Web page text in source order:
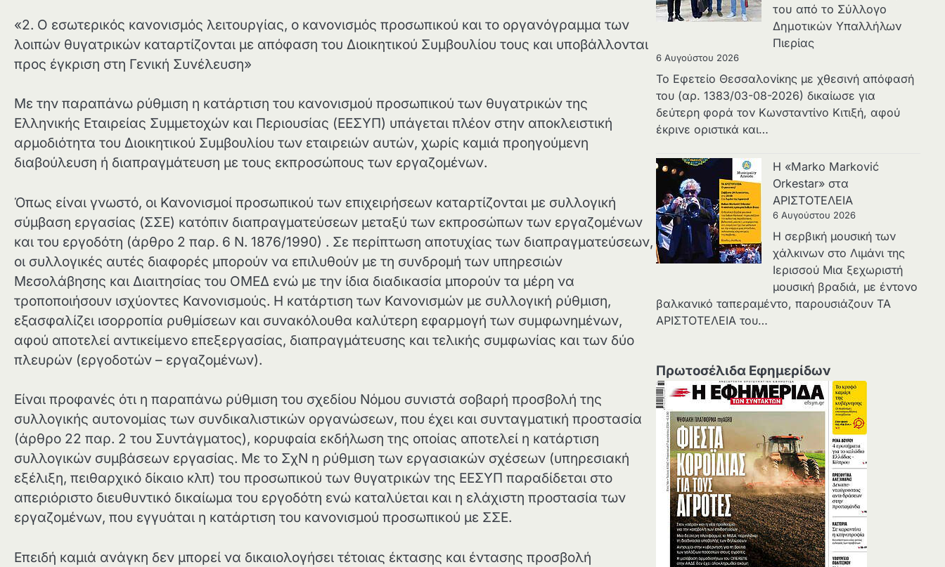
«2. Ο εσωτερικός κανονισμός λειτουργίας, ο κανονισμός προσωπικού και το οργανόγραμμα των
λοιπών θυγατρικών καταρτίζονται με απόφαση του Διοικητικού Συμβουλίου τους και υποβάλλονται
προς έγκριση στη Γενική Συνέλευση»
Με την παραπάνω ρύθμιση η κατάρτιση του κανονισμού προσωπικού των θυγατρικών της
Ελληνικής Εταιρείας Συμμετοχών και Περιουσίας (ΕΕΣΥΠ) υπάγεται πλέον στην αποκλειστική
αρμοδιότητα του Διοικητικού Συμβουλίου των εταιρειών αυτών, χωρίς καμιά προηγούμενη
διαβούλευση ή διαπραγμάτευση με τους εκπροσώπους των εργαζομένων.
Όπως είναι γνωστό, οι Κανονισμοί προσωπικού των επιχειρήσεων καταρτίζονται με συλλογική
σύμβαση εργασίας (ΣΣΕ) κατόπιν διαπραγματεύσεων μεταξύ των εκπροσώπων των εργαζομένων
και του εργοδότη (άρθρο 2 παρ. 6 Ν. 1876/1990) . Σε περίπτωση αποτυχίας των διαπραγματεύσεων,
οι συλλογικές αυτές διαφορές μπορούν να επιλυθούν με τη συνδρομή των υπηρεσιών
Μεσολάβησης και Διαιτησίας του ΟΜΕΔ ενώ με την ίδια διαδικασία μπορούν τα μέρη να
τροποποιήσουν ισχύοντες Κανονισμούς. Η κατάρτιση των Κανονισμών με συλλογική ρύθμιση,
εξασφαλίζει ισορροπία ρυθμίσεων και συνακόλουθα καλύτερη εφαρμογή των συμφωνημένων,
αφού αποτελεί αντικείμενο επεξεργασίας, διαπραγμάτευσης και τελικής συμφωνίας και των δύο
πλευρών (εργοδοτών – εργαζομένων).
Είναι προφανές ότι η παραπάνω ρύθμιση του σχεδίου Νόμου συνιστά σοβαρή προσβολή της
συλλογικής αυτονομίας των συνδικαλιστικών οργανώσεων, που έχει και συνταγματική προστασία
(άρθρο 22 παρ. 2 του Συντάγματος), κορυφαία εκδήλωση της οποίας αποτελεί η κατάρτιση
συλλογικών συμβάσεων εργασίας. Με το ΣχΝ η ρύθμιση των εργασιακών σχέσεων (υπηρεσιακή
εξέλιξη, πειθαρχικό δίκαιο κλπ) του προσωπικού των θυγατρικών της ΕΕΣΥΠ παραδίδεται στο
απεριόριστο διευθυντικό δικαίωμα του εργοδότη ενώ καταλύεται και η ελάχιστη προστασία των
εργαζομένων, που εγγυάται η κατάρτιση του κανονισμού προσωπικού με ΣΣΕ.
Επειδή καμιά ανάγκη δεν μπορεί να δικαιολογήσει τέτοιας έκτασης και έντασης προσβολή
του από το Σύλλογο
Δημοτικών Υπαλλήλων
Πιερίας
6 Αυγούστου 2026
Το Εφετείο Θεσσαλονίκης με χθεσινή απόφασή
του (αρ. 1383/03-08-2026) δικαίωσε για
δεύτερη φορά τον Κωνσταντίνο Κιτιξή, αφού
έκρινε οριστικά και…
Η «Marko Marković
Orkestar» στα
ΑΡΙΣΤΟΤΕΛΕΙΑ
6 Αυγούστου 2026
Η σερβική μουσική των
χάλκινων στο Λιμάνι της
Ιερισσού Μια ξεχωριστή
μουσική βραδιά, με έντονο
βαλκανικό ταπεραμέντο, παρουσιάζουν ΤΑ
ΑΡΙΣΤΟΤΕΛΕΙΑ του…
Πρωτοσέλιδα Εφημερίδων